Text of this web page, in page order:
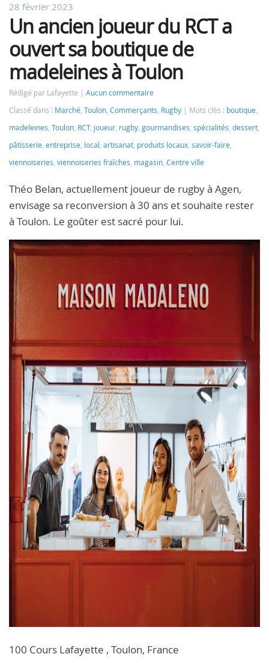
28 février 2023
Un ancien joueur du RCT a
ouvert sa boutique de
madeleines à Toulon
Rédigé par Lafayette
Aucun commentaire
Classé dans : Marché, Toulon, Commerçants, Rugby Mots clés : boutique,
madeleines, Toulon, RCT, joueur, rugby, gourmandises, spécialités, dessert,
pâtisserie, entreprise, local , artisanat, produits locaux, savoir-faire,
viennoiseries, viennoiseries fraîches, magasin, Centre ville
Théo Belan, actuellement joueur de rugby à Agen,
envisage sa reconversion à 30 ans et souhaite rester
à Toulon. Le goûter est sacré pour lui.
100 Cours Lafayette , Toulon, France